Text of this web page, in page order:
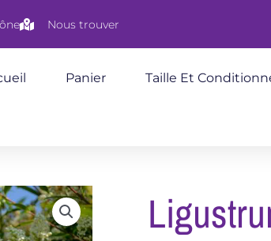
Nous trouver
Panier Taille Et